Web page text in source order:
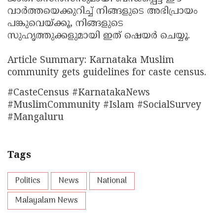
വാർത്തയെക്കുറിച്ച് നിങ്ങളുടെ അഭിപ്രായം
പങ്കുവെയ്ക്കൂ, നിങ്ങളുടെ
സുഹൃത്തുക്കളുമായി ഇത് ഷെയർ ചെയ്യൂ.
Article Summary: Karnataka Muslim
community gets guidelines for caste census.
#CasteCensus #KarnatakaNews
#MuslimCommunity #Islam #SocialSurvey
#Mangaluru
Tags
Politics News
National
Malayalam News